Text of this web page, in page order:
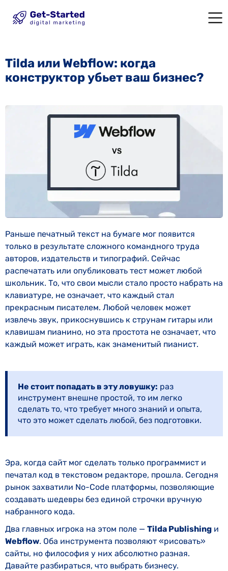
Tilda или Webflow: когда
конструктор убьет ваш бизнес?
Раньше печатный текст на бумаге мог появится
только в результате сложного командного труда
авторов, издательств и типографий. Сейчас
распечатать или опубликовать тест может любой
школьник. То, что свои мысли стало просто набрать на
клавиатуре, не означает, что каждый стал
прекрасным писателем. Любой человек может
извлечь звук, прикоснувшись к струнам гитары или
клавишам пианино, но эта простота не означает, что
каждый может играть, как знаменитый пианист.
Не стоит попадать в эту ловушку: раз
инструмент внешне простой, то им легко
сделать то, что требует много знаний и опыта,
что это может сделать любой, без подготовки.
Эра, когда сайт мог сделать только программист и
печатал код в текстовом редакторе, прошла. Сегодня
рынок захватили No-Code платформы, позволяющие
создавать шедевры без единой строчки вручную
набранного кода.
Два главных игрока на этом поле — Tilda Publishing и
Webflow. Оба инструмента позволяют «рисовать»
сайты, но философия у них абсолютно разная.
Давайте разбираться, что выбрать бизнесу.